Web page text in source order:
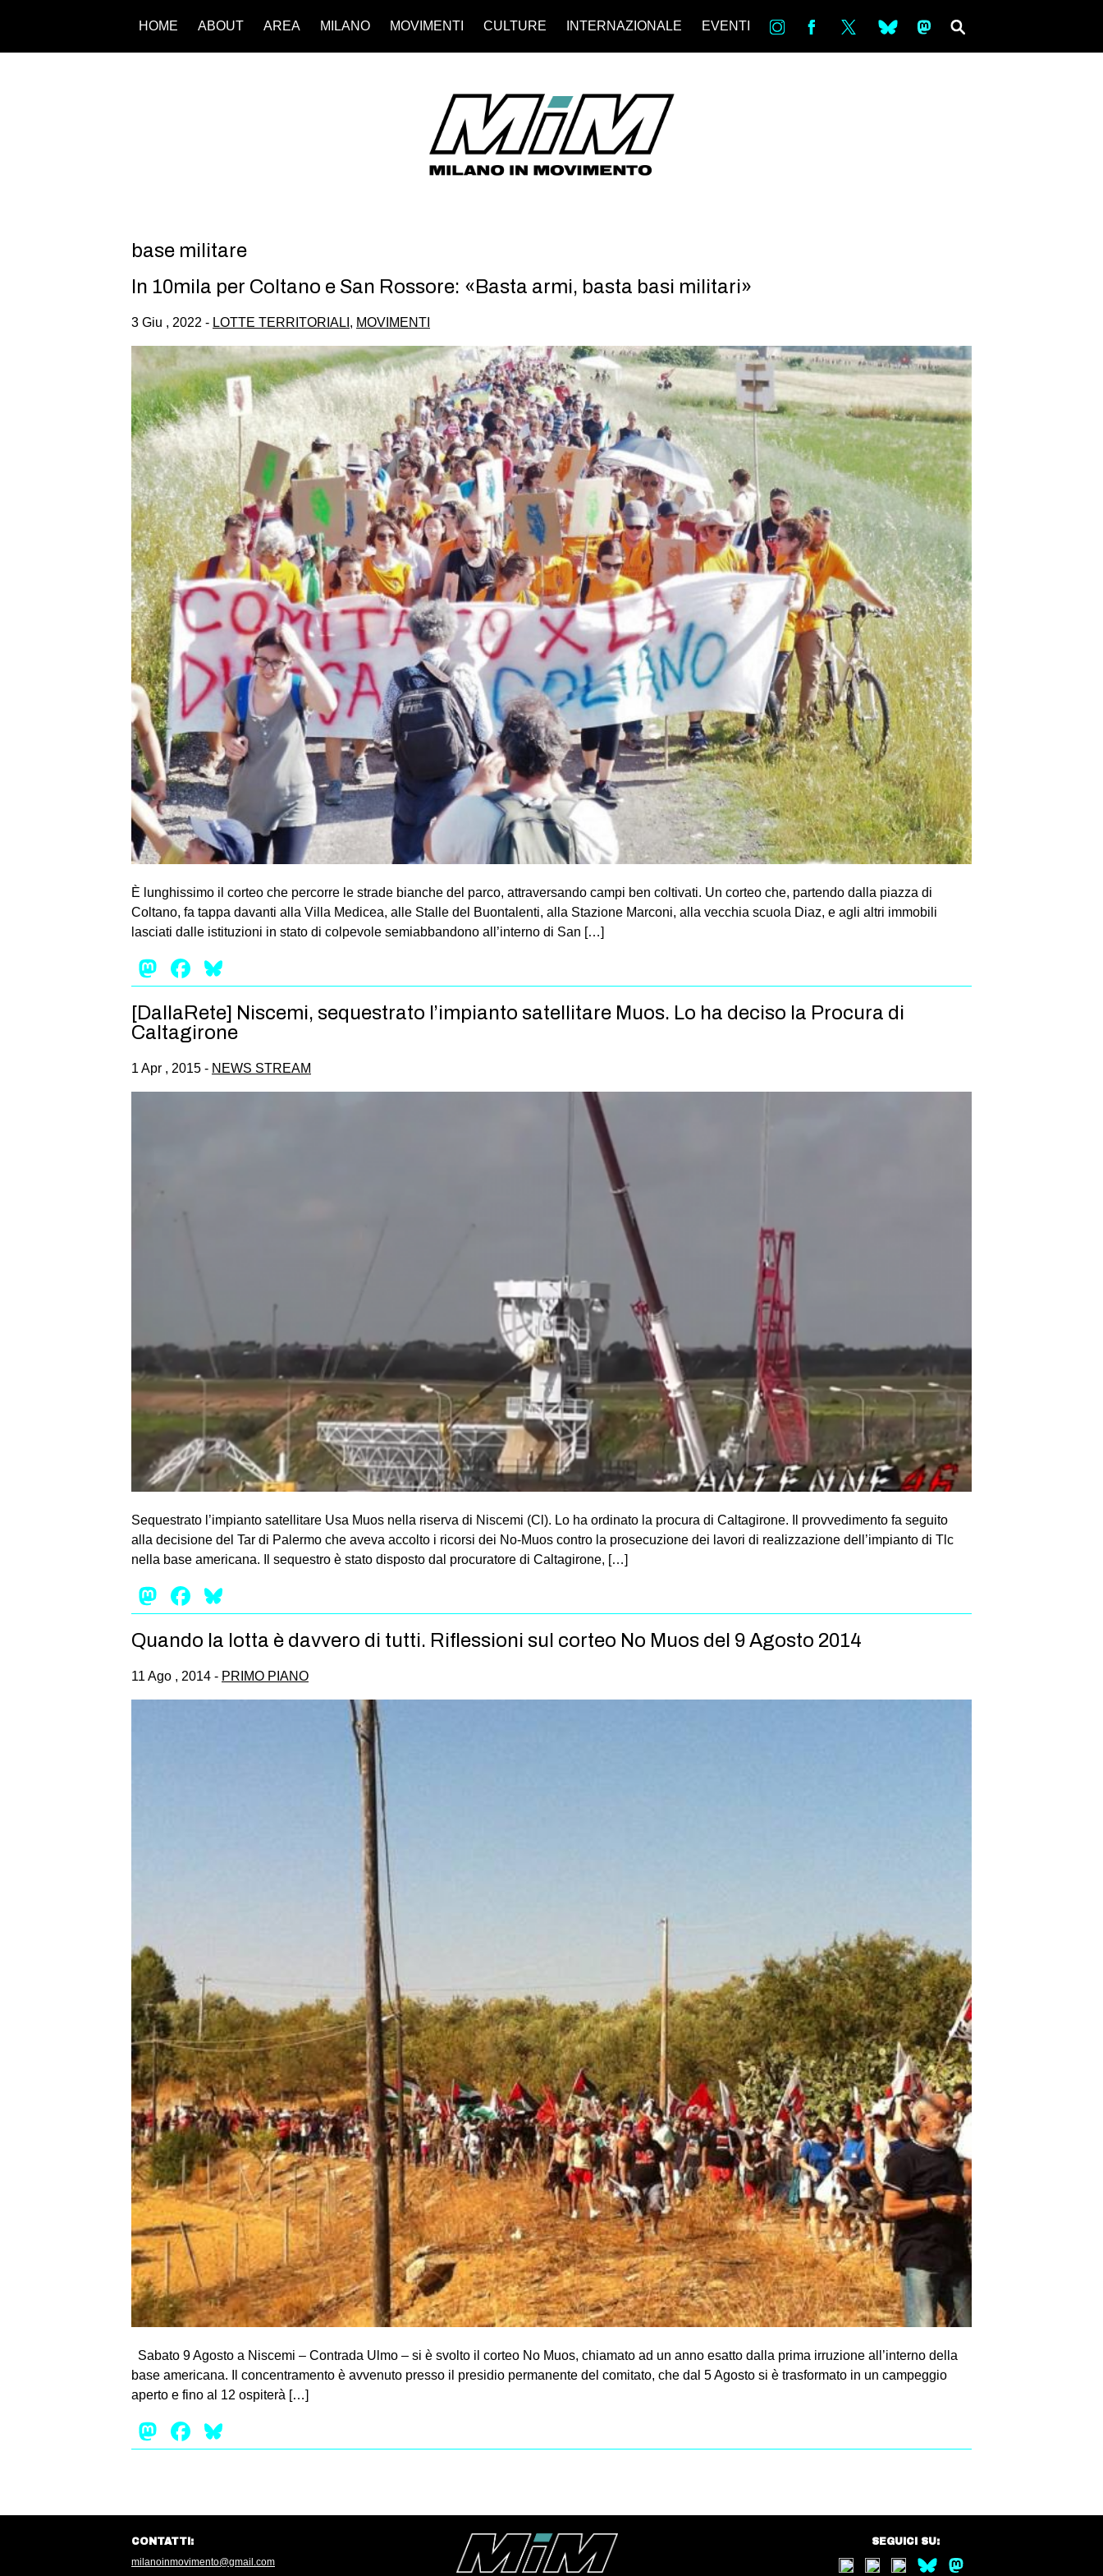
HOME ABOUT AREA MILANO MOVIMENTI CULTURE INTERNAZIONALE EVENTI in bsky ms
base militare
In 10mila per Coltano e San Rossore: «Basta armi, basta basi militari»
3 Giu , 2022 - LOTTE TERRITORIALI , MOVIMENTI
È lunghissimo il corteo che percorre le strade bianche del parco, attraversando campi ben coltivati. Un corteo che, partendo dalla piazza di
Coltano, fa tappa davanti alla Villa Medicea, alle Stalle del Buontalenti, alla Stazione Marconi, alla vecchia scuola Diaz, e agli altri immobili
lasciati dalle istituzioni in stato di colpevole semiabbandono all’interno di San […]
Mastodon
Facebook
[DallaRete] Niscemi, sequestrato l’impianto satellitare Muos. Lo ha deciso la Procura di
Caltagirone
1 Apr , 2015 - NEWS STREAM
Sequestrato l’impianto satellitare Usa Muos nella riserva di Niscemi (Cl). Lo ha ordinato la procura di Caltagirone. Il provvedimento fa seguito
alla decisione del Tar di Palermo che aveva accolto i ricorsi dei No-Muos contro la prosecuzione dei lavori di realizzazione dell’impianto di Tlc
nella base americana. Il sequestro è stato disposto dal procuratore di Caltagirone, […]
Mastodon
Facebook
Quando la lotta è davvero di tutti. Riflessioni sul corteo No Muos del 9 Agosto 2014
11 Ago , 2014 - PRIMO PIANO
Sabato 9 Agosto a Niscemi – Contrada Ulmo – si è svolto il corteo No Muos, chiamato ad un anno esatto dalla prima irruzione all’interno della
base americana. Il concentramento è avvenuto presso il presidio permanente del comitato, che dal 5 Agosto si è trasformato in un campeggio
aperto e fino al 12 ospiterà […]
Mastodon
Facebook
CONTATTI:
milanoinmovimento@gmail.com
SEGUICI SU: